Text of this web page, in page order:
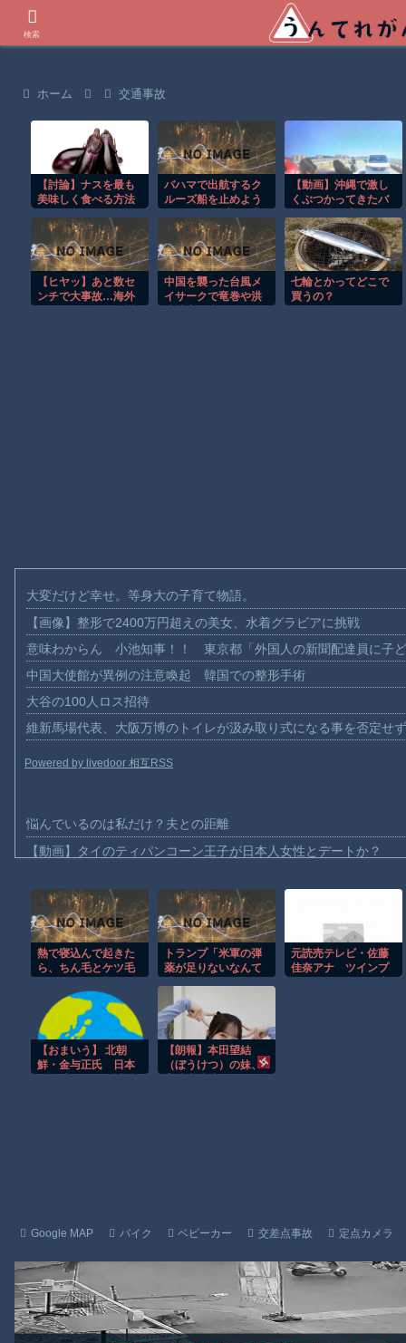
ホーム 交通事故
【討論】ナスを最も
美味しく食べる方法
バハマで出航するク
ルーズ船を止めよう
劇！！
【動画】沖縄で激し
くぶつかってきたバ
てしまうドラレコ。
【ヒヤッ】あと数セ
ンチで大事故…海外
中国を襲った台風メ
イサークで竜巻や洪
七輪とかってどこで
買うの？
大変だけど幸せ。等身大の子育て物語。
【画像】整形で2400万円超えの美女、水着グラビアに挑戦
意味わからん 小池知事！！ 東京都「外国人の新聞配達員に子
中国大使館が異例の注意喚起 韓国での整形手術
大谷の100人ロス招待
維新馬場代表、大阪万博のトイレが汲み取り式になる事を否定せ
Powered by livedoor 相互RSS
悩んでいるのは私だけ？夫との距離
【動画】タイのティパンコーン王子が日本人女性とデートか？
AmazonのアツさMax！心も踊る「マンガ毎週末セール（50%還
【動画】これはお見事。中国重慶市で珍しい事故が撮影される。
【画像】十二支合体！！ところでその前足、猫じゃね？
【動画】逃げる判断はやっ！埼玉でスマホ運転のプリウスに当て
【動画】よく助けられたな。岐阜の川で外国人が溺れてしまう事
渡邊渚さん「私がPTSDと診断された当時、世間はまだPTSDと
熱で寝込んで起きた
ら、ちん毛とケツ毛
ていた衝撃の話
トランプ「米軍の弾
薬が足りないなんて
した奴は懲役刑
だ！」
元読売テレビ・佐藤
佳奈アナ ツインプ
【おまいう】 北朝
鮮・金与正氏 日本
【朗報】本田望結
（ぼうけつ）の妹、
Google MAP バイク ベビーカー 交差点事故 定点カメラ
検索